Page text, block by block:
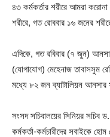
৪৩ কর্মকর্তার শরীরে আমরা
শরীরে, গত রোববার ১৬ জনের
এদিকে, গত রবিবার (৭ জুন)
(যোগাযোগ) মেহেনাজ তাবাসসুম
মধ্যে ৮২ জন ব্যাটালিয়ন আনসার
সংসদ সচিবালয়ের সিনিয়র
কর্মকর্তা-কর্মচারীদের সবাইকে